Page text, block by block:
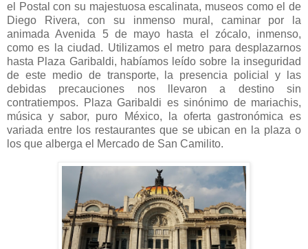
el Postal con su majestuosa escalinata, museos como el de
Diego Rivera, con su inmenso mural, caminar por la
animada Avenida 5 de mayo hasta el zócalo, inmenso,
como es la ciudad. Utilizamos el metro para desplazarnos
hasta Plaza Garibaldi, habíamos leído sobre la inseguridad
de este medio de transporte, la presencia policial y las
debidas precauciones nos llevaron a destino sin
contratiempos. Plaza Garibaldi es sinónimo de mariachis,
música y sabor, puro México, la oferta gastronómica es
variada entre los restaurantes que se ubican en la plaza o
los que alberga el Mercado de San Camilito.